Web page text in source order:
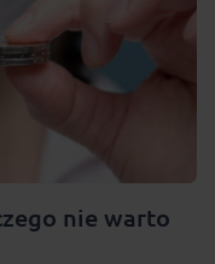
nie warto